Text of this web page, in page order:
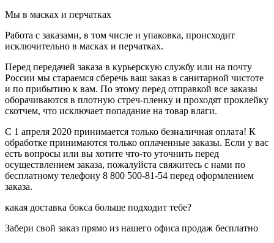
Мы в масках и перчатках
Работа с заказами, в том числе и упаковка, происходит
исключительно в масках и перчатках.
Перед передачей заказа в курьерскую службу или на почту
России мы стараемся сберечь ваш заказ в санитарной чистоте
и по прибытию к вам. По этому перед отправкой все заказы
оборачиваются в плотную стреч-пленку и проходят проклейку
скотчем, что исключает попадание на товар влаги.
С 1 апреля 2020 принимается только безналичная оплата! К
обработке принимаются только оплаченные заказы. Если у вас
есть вопросы или вы хотите что-то уточнить перед
осуществлением заказа, пожалуйста свяжитесь с нами по
бесплатному телефону 8 800 500‑81-54 перед оформлением
заказа.
какая доставка бокса больше подходит тебе?
Забери свой заказ прямо из нашего офиса продаж бесплатно